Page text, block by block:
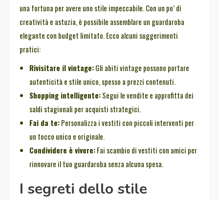
una fortuna per avere uno stile impeccabile. Con un po’ di
creatività e astuzia, è possibile assemblare un guardaroba
elegante con budget limitato. Ecco alcuni suggerimenti
pratici:
Rivisitare il vintage:Gli abiti vintage possono portare
autenticità e stile unico, spesso a prezzi contenuti.
Shopping intelligente:Segui le vendite e approfitta dei
saldi stagionali per acquisti strategici.
Fai da te:Personalizza i vestiti con piccoli interventi per
un tocco unico e originale.
Condividere è vivere:Fai scambio di vestiti con amici per
rinnovare il tuo guardaroba senza alcuna spesa.
I segreti dello stile